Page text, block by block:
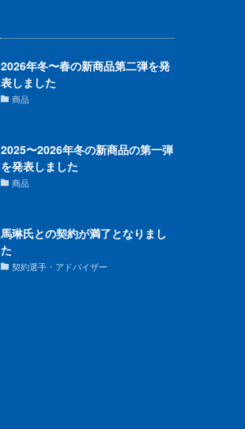
2026年冬〜春の新商品第二弾を発
表しました
商品
2025〜2026年冬の新商品の第一弾
を発表しました
商品
馬琳氏との契約が満了となりまし
た
契約選手・アドバイザー